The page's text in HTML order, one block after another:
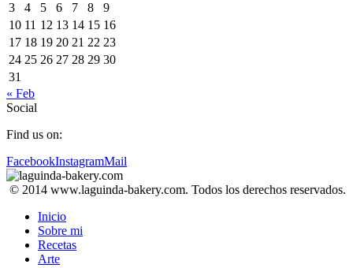
3
4 5 6 7 8
9
10 11 12 13 14 15 16
17 18 19 20 21 22 23
24 25 26 27 28 29 30
31
« Feb
Social
Find us on:
FacebookInstagramMail
© 2014 www.laguinda-bakery.com. Todos los derechos reservados.
Inicio
Sobre mi
Recetas
Arte